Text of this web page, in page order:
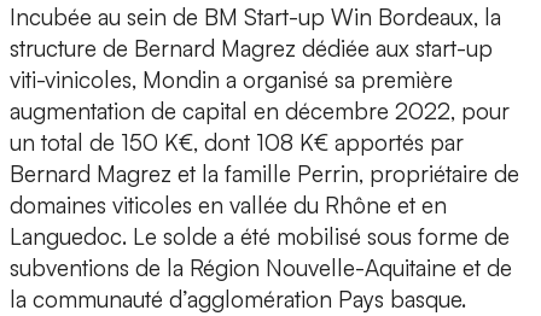
Incubée au sein de BM Start-up Win Bordeaux, la
structure de Bernard Magrez dédiée aux start-up
viti-vinicoles, Mondin a organisé sa première
augmentation de capital en décembre 2022, pour
un total de 150 K€, dont 108 K€ apportés par
Bernard Magrez et la famille Perrin, propriétaire de
domaines viticoles en vallée du Rhône et en
Languedoc. Le solde a été mobilisé sous forme de
subventions de la Région Nouvelle-Aquitaine et de
la communauté d’agglomération Pays basque.